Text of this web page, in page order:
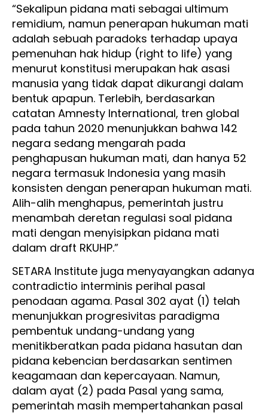
“Sekalipun pidana mati sebagai ultimum
remidium, namun penerapan hukuman mati
adalah sebuah paradoks terhadap upaya
pemenuhan hak hidup (right to life) yang
menurut konstitusi merupakan hak asasi
manusia yang tidak dapat dikurangi dalam
bentuk apapun. Terlebih, berdasarkan
catatan Amnesty International, tren global
pada tahun 2020 menunjukkan bahwa 142
negara sedang mengarah pada
penghapusan hukuman mati, dan hanya 52
negara termasuk Indonesia yang masih
konsisten dengan penerapan hukuman mati.
Alih-alih menghapus, pemerintah justru
menambah deretan regulasi soal pidana
mati dengan menyisipkan pidana mati
dalam draft RKUHP.”
SETARA Institute juga menyayangkan adanya
contradictio interminis perihal pasal
penodaan agama. Pasal 302 ayat (1) telah
menunjukkan progresivitas paradigma
pembentuk undang-undang yang
menitikberatkan pada pidana hasutan dan
pidana kebencian berdasarkan sentimen
keagamaan dan kepercayaan. Namun,
dalam ayat (2) pada Pasal yang sama,
pemerintah masih mempertahankan pasal